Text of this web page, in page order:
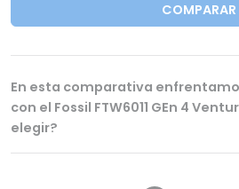
COMPARAR
En esta comparativa
con el Fossil FTW6011 GEn 4
elegir?